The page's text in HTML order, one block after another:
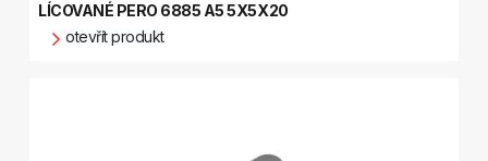
LÍCOVANÉ PERO 6885 A5 5X5X20
otevřít produkt